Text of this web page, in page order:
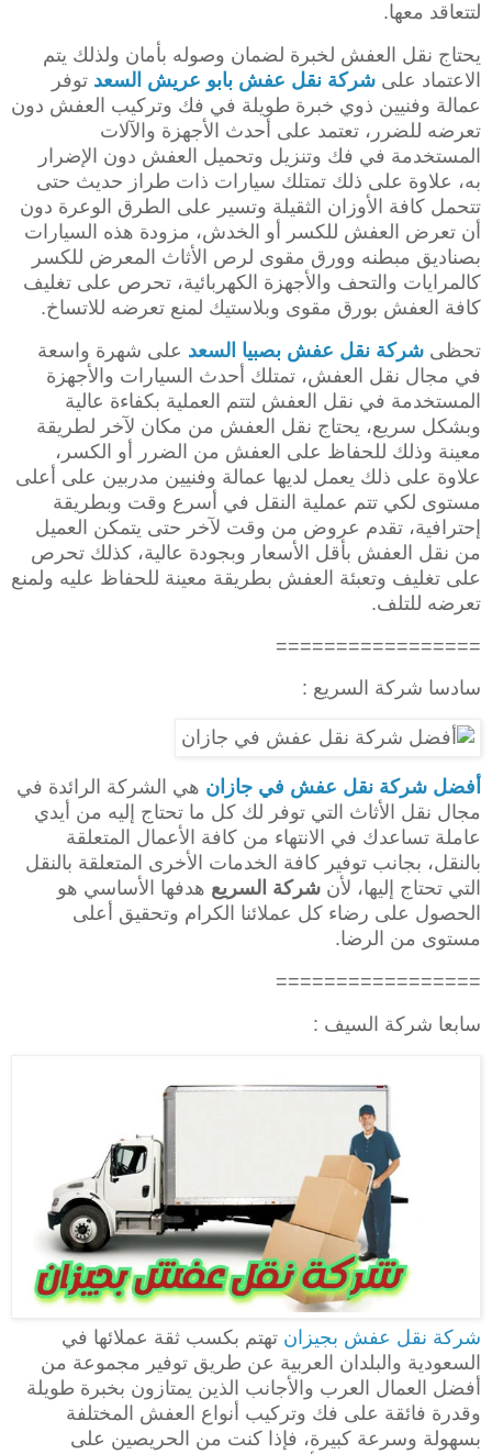
لتتعاقد معها.
يحتاج نقل العفش لخبرة لضمان وصوله بأمان ولذلك يتم
الاعتماد على شركة نقل عفش بابو عريش السعد توفر
عمالة وفنيين ذوي خبرة طويلة في فك وتركيب العفش دون
تعرضه للضرر، تعتمد على أحدث الأجهزة والآلات
المستخدمة في فك وتنزيل وتحميل العفش دون الإضرار
به، علاوة على ذلك تمتلك سيارات ذات طراز حديث حتى
تتحمل كافة الأوزان الثقيلة وتسير على الطرق الوعرة دون
أن تعرض العفش للكسر أو الخدش، مزودة هذه السيارات
بصناديق مبطنه وورق مقوى لرص الأثاث المعرض للكسر
كالمرايات والتحف والأجهزة الكهربائية، تحرص على تغليف
كافة العفش بورق مقوى وبلاستيك لمنع تعرضه للاتساخ.
تحظى شركة نقل عفش بصبيا السعد على شهرة واسعة
في مجال نقل العفش، تمتلك أحدث السيارات والأجهزة
المستخدمة في نقل العفش لتتم العملية بكفاءة عالية
وبشكل سريع، يحتاج نقل العفش من مكان لآخر لطريقة
معينة وذلك للحفاظ على العفش من الضرر أو الكسر،
علاوة على ذلك يعمل لديها عمالة وفنيين مدربين على أعلى
مستوى لكي تتم عملية النقل في أسرع وقت وبطريقة
إحترافية، تقدم عروض من وقت لآخر حتى يتمكن العميل
من نقل العفش بأقل الأسعار وبجودة عالية، كذلك تحرص
على تغليف وتعبئة العفش بطريقة معينة للحفاظ عليه ولمنع
تعرضه للتلف.
=================
سادسا شركة السريع :
أفضل شركة نقل عفش في جازان هي الشركة الرائدة في
مجال نقل الأثاث التي توفر لك كل ما تحتاج إليه من أيدي
عاملة تساعدك في الانتهاء من كافة الأعمال المتعلقة
بالنقل، بجانب توفير كافة الخدمات الأخرى المتعلقة بالنقل
التي تحتاج إليها، لأن شركة السريع هدفها الأساسي هو
الحصول على رضاء كل عملائنا الكرام وتحقيق أعلى
مستوى من الرضا.
=================
سابعا شركة السيف :
شركة نقل عفش بجيزان تهتم بكسب ثقة عملائها في
السعودية والبلدان العربية عن طريق توفير مجموعة من
أفضل العمال العرب والأجانب الذين يمتازون بخبرة طويلة
وقدرة فائقة على فك وتركيب أنواع العفش المختلفة
بسهولة وسرعة كبيرة، فإذا كنت من الحريصين على